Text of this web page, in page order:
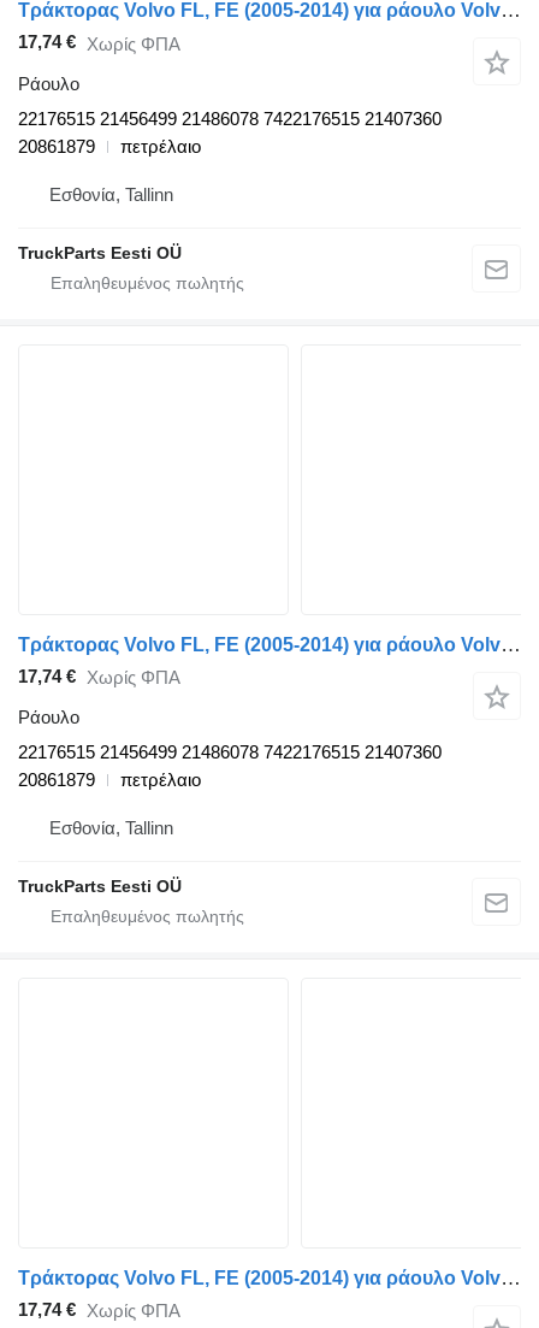
Τράκτορας Volvo FL, FE (2005-2014) για ράουλο Volvo FE (01.06-) 22176515
17,74 € Χωρίς ΦΠΑ
Ράουλο
22176515 21456499 21486078 7422176515 21407360
20861879
πετρέλαιο
Εσθονία, Tallinn
TruckParts Eesti OÜ
Τράκτορας Volvo FL, FE (2005-2014) για ράουλο Volvo FE (01.06-) 22176515
17,74 € Χωρίς ΦΠΑ
Ράουλο
22176515 21456499 21486078 7422176515 21407360
20861879
πετρέλαιο
Εσθονία, Tallinn
TruckParts Eesti OÜ
Τράκτορας Volvo FL, FE (2005-2014) για ράουλο Volvo FE (01.06-) 21456499
17,74 € Χωρίς ΦΠΑ